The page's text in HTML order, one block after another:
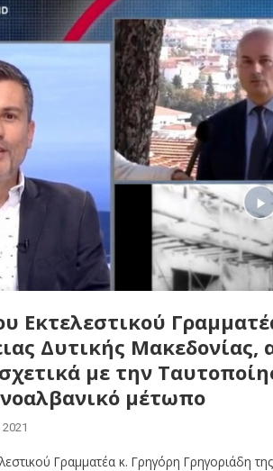
Εκτελεστικού
Δυτικής
με την
μέτωπο
Γραμματέα κ. Γρηγόρη Γρηγοριάδη